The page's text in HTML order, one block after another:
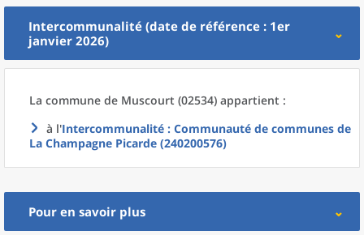
Intercommunalité (date de référence : 1er
janvier 2026)
La commune de Muscourt (02534) appartient :
à l'Intercommunalité : Communauté de communes de
La Champagne Picarde (240200576)
Pour en savoir plus